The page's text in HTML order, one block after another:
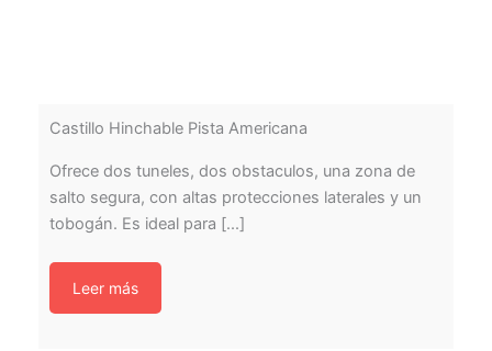
Castillo Hinchable Pista Americana
Ofrece dos tuneles, dos obstaculos, una zona de
salto segura, con altas protecciones laterales y un
tobogán. Es ideal para [...]
Leer más